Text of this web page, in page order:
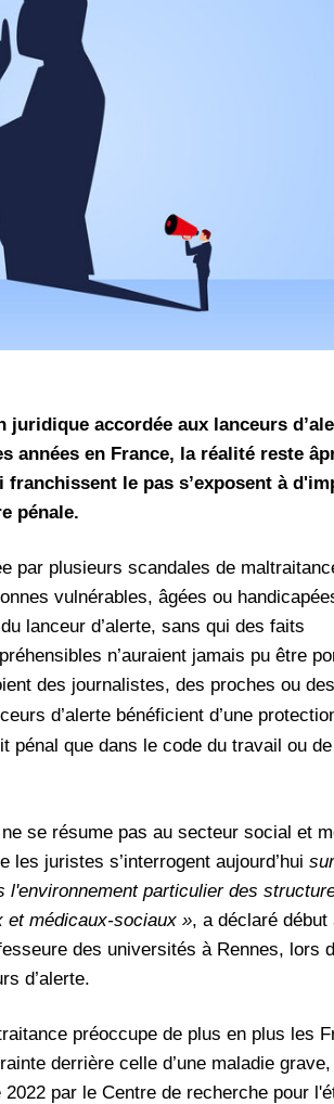
accordée aux lanceurs
années en France, la réalité reste
franchissent le pas s’exposent à
pénale.
par plusieurs scandales de
vulnérables, âgées ou
lanceur d’alerte, sans qui des faits
n’auraient jamais pu être
des journalistes, des proches ou des
d’alerte bénéficient d’une
pénal que dans le code du travail ou
se résume pas au secteur social et
les juristes s’interrogent aujourd’hui
l'environnement particulier des
et médicaux-sociaux », a déclaré début
des universités à Rennes, lors
d’alerte.
préoccupe de plus en plus les
derrière celle d’une maladie grave,
par le Centre de recherche pour